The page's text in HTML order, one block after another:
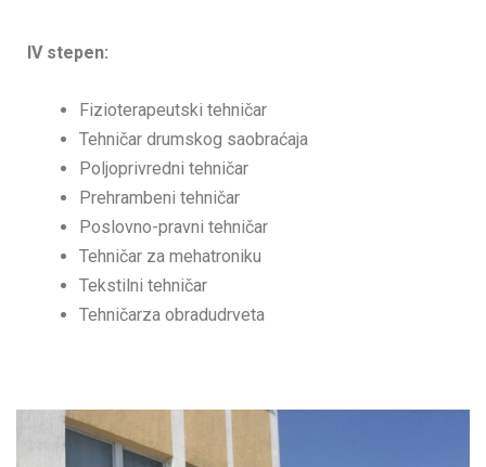
IV stepen:
Fizioterapeutski tehničar
Tehničar drumskog saobraćaja
Poljoprivredni tehničar
Prehrambeni tehničar
Poslovno-pravni tehničar
Tehničar za mehatroniku
Tekstilni tehničar
Tehničarza obradudrveta